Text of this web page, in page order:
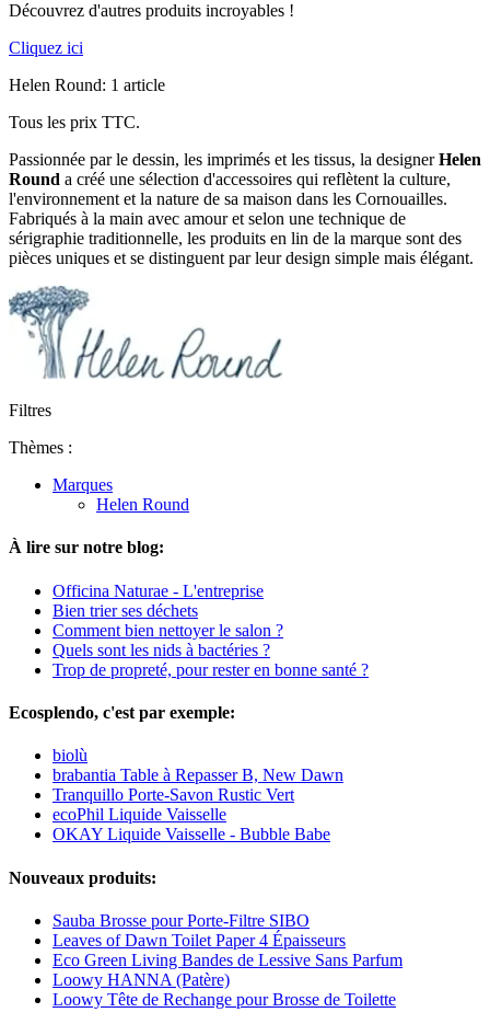
Découvrez d'autres produits incroyables !
Cliquez ici
Helen Round: 1 article
Tous les prix TTC.
Passionnée par le dessin, les imprimés et les tissus, la designerHelen
Round a créé une sélection d'accessoires qui reflètent la culture,
l'environnement et la nature de sa maison dans les Cornouailles.
Fabriqués à la main avec amour et selon une technique de
sérigraphie traditionnelle, les produits en lin de la marque sont des
pièces uniques et se distinguent par leur design simple mais élégant.
Filtres
Thèmes :
Marques
Helen Round
À lire sur notre blog:
Officina Naturae - L'entreprise
Bien trier ses déchets
Comment bien nettoyer le salon ?
Quels sont les nids à bactéries ?
Trop de propreté, pour rester en bonne santé ?
Ecosplendo, c'est par exemple:
biolù
brabantia Table à Repasser B, New Dawn
Tranquillo Porte-Savon Rustic Vert
ecoPhil Liquide Vaisselle
OKAY Liquide Vaisselle - Bubble Babe
Nouveaux produits:
Sauba Brosse pour Porte-Filtre SIBO
Leaves of Dawn Toilet Paper 4 Épaisseurs
Eco Green Living Bandes de Lessive Sans Parfum
Loowy HANNA (Patère)
Loowy Tête de Rechange pour Brosse de Toilette